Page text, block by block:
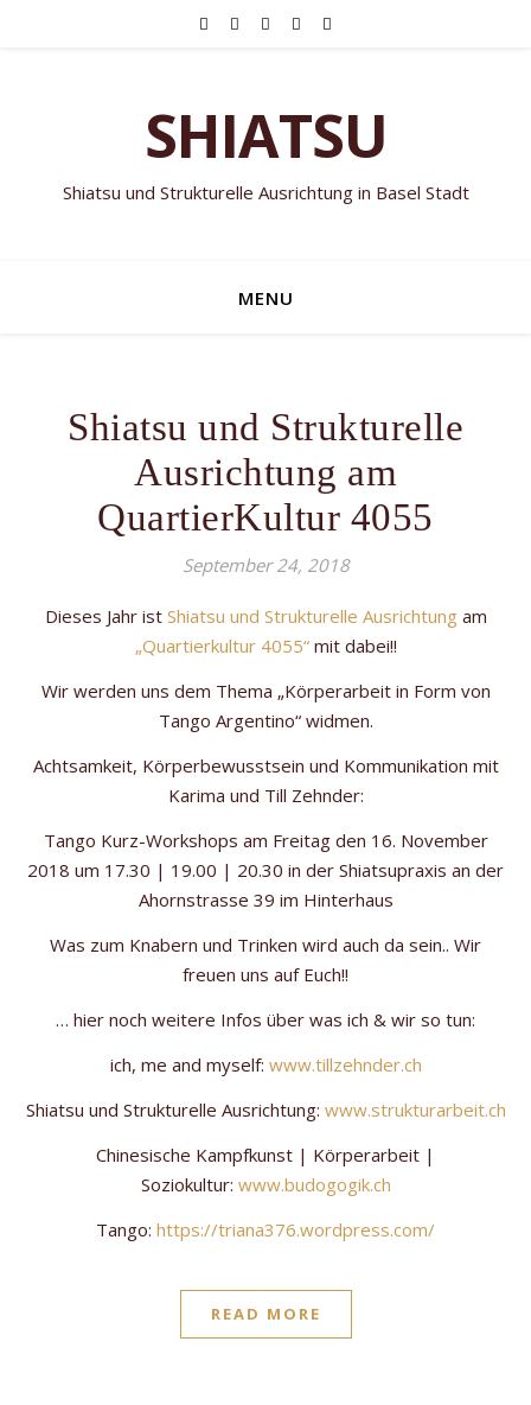
SHIATSU
Shiatsu und Strukturelle Ausrichtung in Basel Stadt
MENU
Shiatsu und Strukturelle
Ausrichtung am
QuartierKultur 4055
September 24, 2018
Dieses Jahr ist Shiatsu und Strukturelle Ausrichtungam
„Quartierkultur 4055“mit dabei!!
Wir werden uns dem Thema „Körperarbeit in Form von
Tango Argentino“ widmen.
Achtsamkeit, Körperbewusstsein und Kommunikation mit
Karima und Till Zehnder:
Tango Kurz-Workshops am Freitag den 16. November
2018 um 17.30 | 19.00 | 20.30 in der Shiatsupraxis an der
Ahornstrasse 39 im Hinterhaus
Was zum Knabern und Trinken wird auch da sein.. Wir
freuen uns auf Euch!!
… hier noch weitere Infos über was ich & wir so tun:
ich, me and myself: www.tillzehnder.ch
Shiatsu und Strukturelle Ausrichtung: www.strukturarbeit.ch
Chinesische Kampfkunst | Körperarbeit |
Soziokultur: www.budogogik.ch
Tango: https://triana376.wordpress.com/
READ MORE